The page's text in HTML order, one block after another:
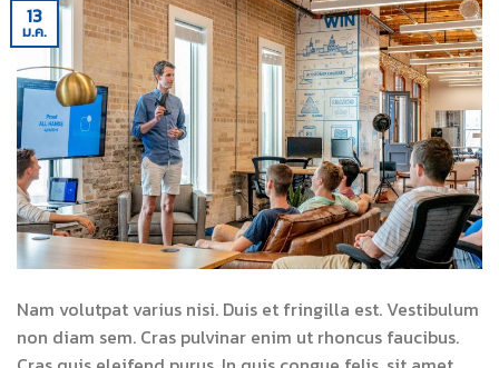
13
ม.ค.
Nam volutpat varius nisi. Duis et fringilla est. Vestibulum
non diam sem. Cras pulvinar enim ut rhoncus faucibus.